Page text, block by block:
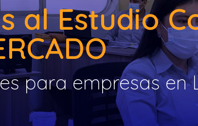
al Estudio
para empresas en